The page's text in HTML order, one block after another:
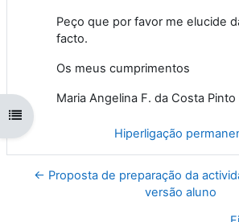
Abrir índice da disciplina
Peço que por favor me elucide
facto.
Os meus cumprimentos
Maria Angelina F. da Costa Pinto
Hiperligação
← Proposta de preparação da
versão aluno